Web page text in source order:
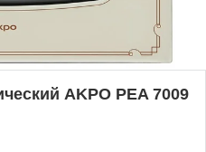
AKPO PEA 7009